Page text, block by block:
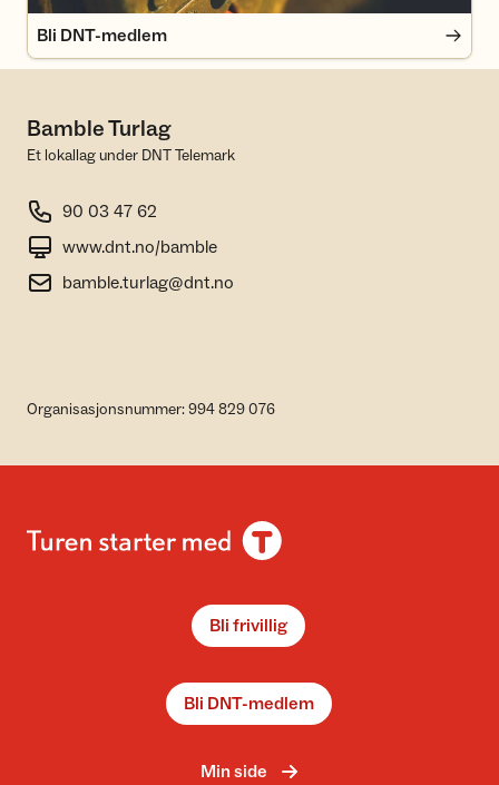
Bli DNT-medlem
Bamble Turlag
Et lokallag under DNT Telemark
90 03 47 62
www.dnt.no/bamble
bamble.turlag@dnt.no
Organisasjonsnummer: 994 829 076
Bli frivillig
Bli DNT-medlem
Min side